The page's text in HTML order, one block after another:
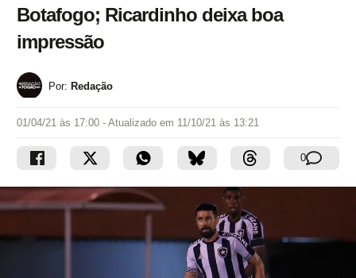
Botafogo; Ricardinho deixa boa
impressão
Por: Redação
01/04/21 às 17:00 - Atualizado em 11/10/21 às 13:21
0